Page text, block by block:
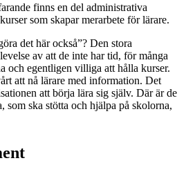
finns en del administrativa
som skapar merarbete för lärare.
det här också”? Den stora
av att de inte har tid, för många
och egentligen villiga att hålla kurser.
att nå lärare med information. Det
att börja lära sig själv. Där är de
som ska stötta och hjälpa på skolorna,